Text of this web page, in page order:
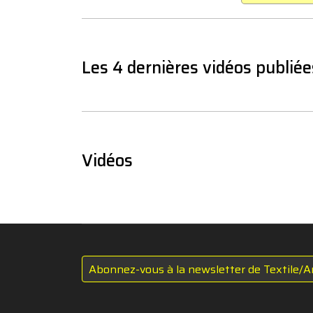
Les 4 dernières vidéos
Vidéos
Abonnez-vous à la newsletter de Textile/